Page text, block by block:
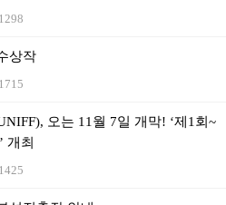
상작
오는 11월 7일 개막! ‘제1회~
개최